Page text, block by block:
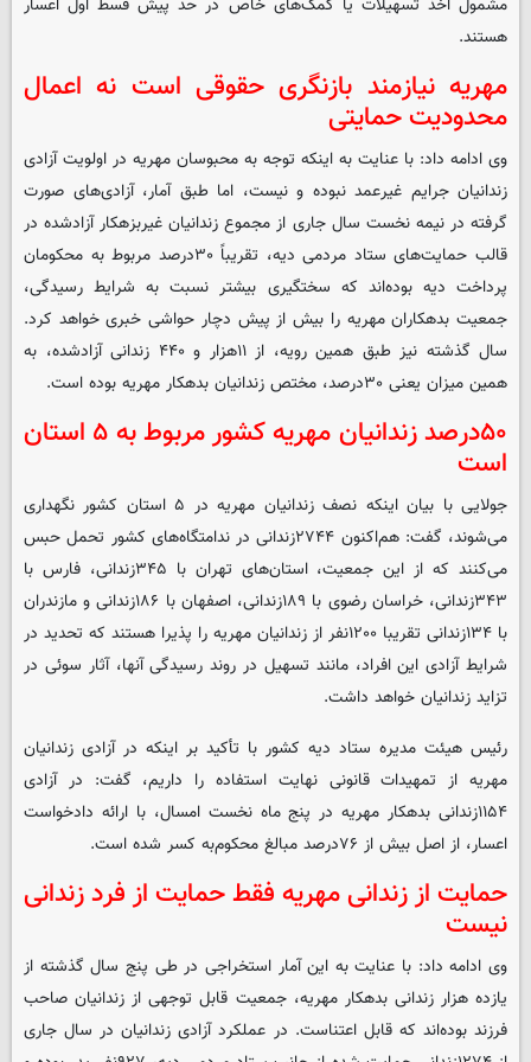
هستند.
مهریه نیازمند بازنگری حقوقی است نه اعمال
محدودیت حمایتی
وی ادامه داد: با عنایت به اینکه توجه به محبوسان مهریه در اولویت آزادی
زندانیان جرایم غیرعمد نبوده و نیست، اما طبق آمار، آزادی‌های صورت
گرفته در نیمه نخست سال جاری از مجموع زندانیان غیربزهکار آزادشده در
قالب حمایت‌های ستاد مردمی دیه، تقریباً ۳۰درصد مربوط به محکومان
پرداخت دیه بوده‌اند که سختگیری بیشتر نسبت به شرایط رسیدگی،
جمعیت بدهکاران مهریه را بیش از پیش دچار حواشی خبری خواهد کرد.
سال گذشته نیز طبق همین رویه، از ۱۱هزار و ۴۴۰ زندانی آزادشده، به
همین میزان یعنی ۳۰درصد، مختص زندانیان بدهکار مهریه بوده است.
۵۰درصد زندانیان مهریه کشور مربوط به ۵ استان
است
جولایی با بیان اینکه نصف زندانیان مهریه در ۵ استان کشور نگهداری
می‌شوند، گفت: هم‌اکنون ۲۷۴۴زندانی در ندامتگاه‌های کشور تحمل حبس
می‌کنند که از این جمعیت، استان‌های تهران با ۳۴۵زندانی، فارس با
۳۴۳زندانی، خراسان رضوی با ۱۸۹زندانی،‌ اصفهان با ۱۸۶زندانی و مازندران
با ۱۳۴زندانی تقریبا ۱۲۰۰نفر از زندانیان مهریه را پذیرا هستند که تحدید در
شرایط آزادی این افراد، مانند تسهیل در روند رسیدگی آنها، آثار سوئی در
تزاید زندانیان خواهد داشت.
رئیس هیئت مدیره ستاد دیه کشور با تأکید بر اینکه در آزادی زندانیان
مهریه از تمهیدات قانونی نهایت استفاده را داریم، گفت: در آزادی
۱۱۵۴زندانی بدهکار مهریه در پنج ماه نخست امسال، با ارائه دادخواست
اعسار، از اصل بیش از ۷۶درصد مبالغ محکوم‌به کسر شده است.
حمایت از زندانی مهریه فقط حمایت از فرد زندانی
نیست
وی ادامه داد: با عنایت به این آمار استخراجی در طی پنج سال گذشته از
یازده هزار زندانی بدهکار مهریه، جمعیت قابل توجهی از زندانیان صاحب
فرزند بوده‌اند که قابل اعتناست. در عملکرد آزادی زندانیان در سال جاری